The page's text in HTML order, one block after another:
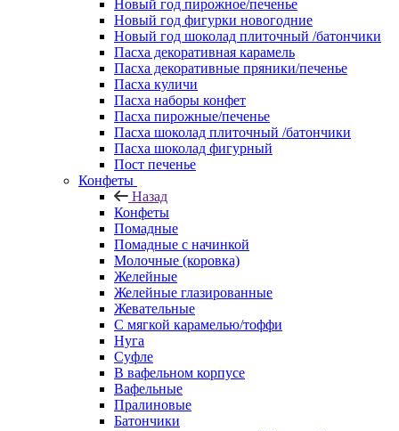
Новый год пирожное/печенье
Новый год фигурки новогодние
Новый год шоколад плиточный /батончики
Пасха декоративная карамель
Пасха декоративные пряники/печенье
Пасха куличи
Пасха наборы конфет
Пасха пирожные/печенье
Пасха шоколад плиточный /батончики
Пасха шоколад фигурный
Пост печенье
Конфеты
Назад
Конфеты
Помадные
Помадные с начинкой
Молочные (коровка)
Желейные
Желейные глазированные
Жевательные
С мягкой карамелью/тоффи
Нуга
Суфле
В вафельном корпусе
Вафельные
Пралиновые
Батончики